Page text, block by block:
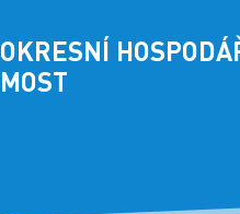
OKRESNÍ
MOST